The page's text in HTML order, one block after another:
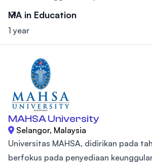
MA in Education
1 year
MAHSA University
Selangor, Malaysia
Universitas MAHSA, didirikan pada
berfokus pada penyediaan